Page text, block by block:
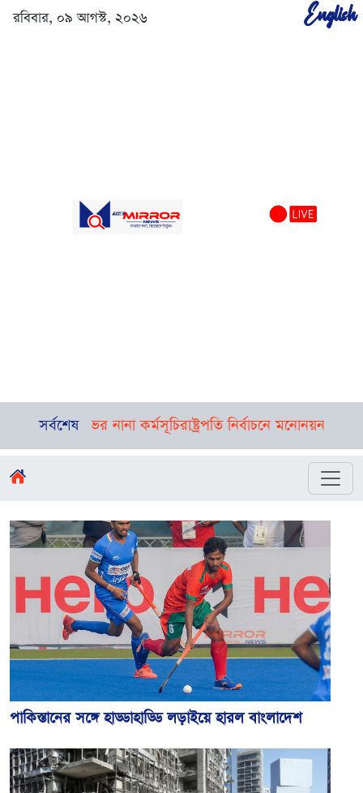
রবিবার, ০৯ আগস্ট, ২০২৬ English
সর্বশেষ
দিনভর নানা কর্মসূচিরাষ্ট্রপতি নির্বাচনে মনোনয়নপত্র
পাকিস্তানের সঙ্গে হাড্ডাহাড্ডি লড়াইয়ে হারল বাংলাদেশ